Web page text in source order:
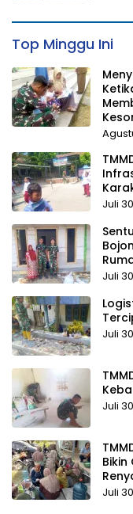
Top Minggu Ini
Juli
Juli
Juli
Juli
Bikin
Juli